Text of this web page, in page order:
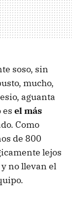
soso, sin
mucho,
aguanta
es el más
Como
de 800
lejos
no llevan el